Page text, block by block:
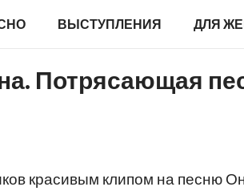
ВЫСТУПЛЕНИЯ ДЛЯ
Потрясающая
красивым клипом на песню